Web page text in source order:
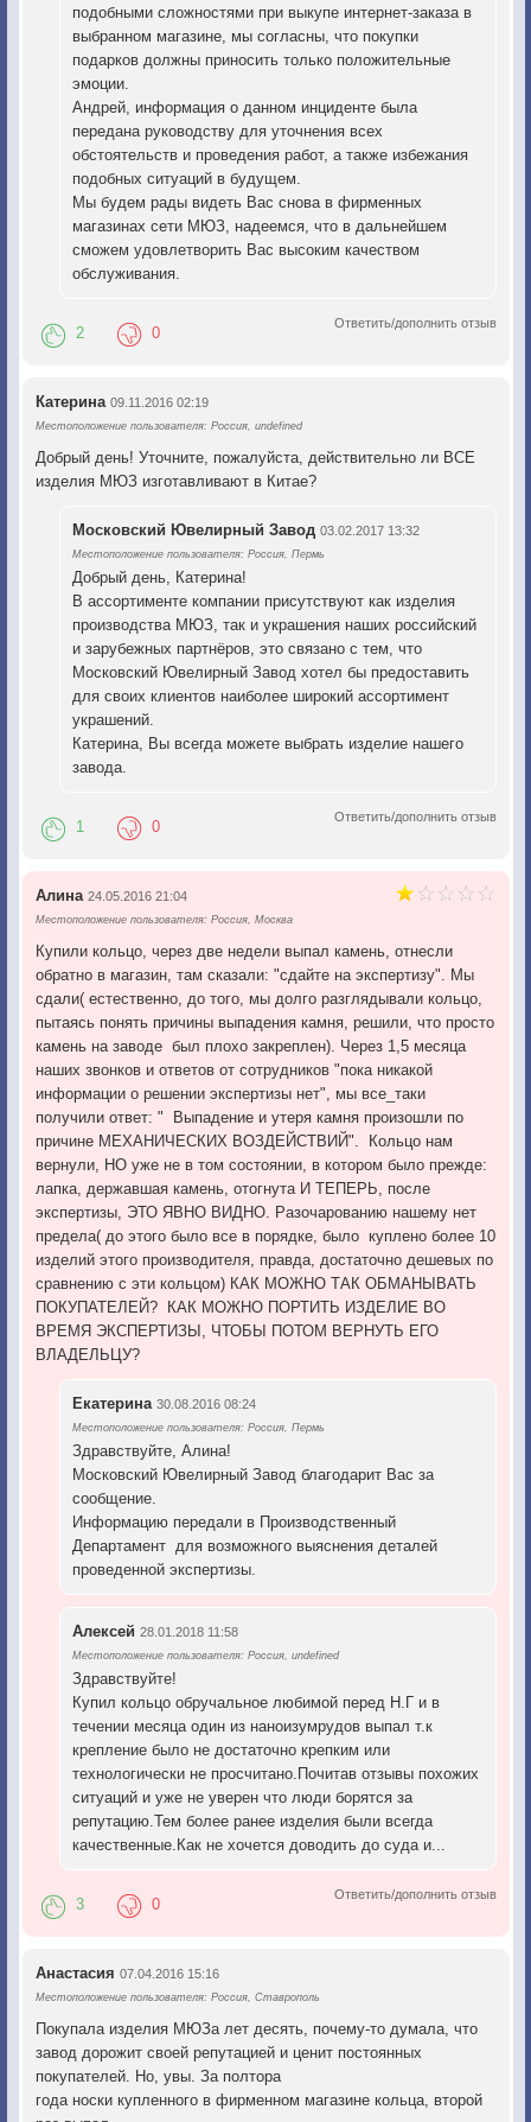
подобными сложностями при выкупе интернет-заказа в
выбранном магазине, мы согласны, что покупки
подарков должны приносить только положительные
эмоции.
Андрей, информация о данном инциденте была
передана руководству для уточнения всех
обстоятельств и проведения работ, а также избежания
подобных ситуаций в будущем.
Мы будем рады видеть Вас снова в фирменных
магазинах сети МЮЗ, надеемся, что в дальнейшем
сможем удовлетворить Вас высоким качеством
обслуживания.
Ответить/дополнить отзыв
2 0
Катерина 09.11.2016 02:19
Местоположение пользователя: Россия, undefined
Добрый день! Уточните, пожалуйста, действительно ли ВСЕ
изделия МЮЗ изготавливают в Китае?
Московский Ювелирный Завод 03.02.2017 13:32
Местоположение пользователя: Россия, Пермь
Добрый день, Катерина!
В ассортименте компании присутствуют как изделия
производства МЮЗ, так и украшения наших российский
и зарубежных партнёров, это связано с тем, что
Московский Ювелирный Завод хотел бы предоставить
для своих клиентов наиболее широкий ассортимент
украшений.
Катерина, Вы всегда можете выбрать изделие нашего
завода.
Ответить/дополнить отзыв
1 0
Алина 24.05.2016 21:04
Местоположение пользователя: Россия, Москва
Купили кольцо, через две недели выпал камень, отнесли
обратно в магазин, там сказали: "сдайте на экспертизу". Мы
сдали( естественно, до того, мы долго разглядывали кольцо,
пытаясь понять причины выпадения камня, решили, что просто
камень на заводе был плохо закреплен). Через 1,5 месяца
наших звонков и ответов от сотрудников "пока никакой
информации о решении экспертизы нет", мы все_таки
получили ответ: " Выпадение и утеря камня произошли по
причине МЕХАНИЧЕСКИХ ВОЗДЕЙСТВИЙ". Кольцо нам
вернули, НО уже не в том состоянии, в котором было прежде:
лапка, державшая камень, отогнута И ТЕПЕРЬ, после
экспертизы, ЭТО ЯВНО ВИДНО. Разочарованию нашему нет
предела( до этого было все в порядке, было куплено более 10
изделий этого производителя, правда, достаточно дешевых по
сравнению с эти кольцом) КАК МОЖНО ТАК ОБМАНЫВАТЬ
ПОКУПАТЕЛЕЙ? КАК МОЖНО ПОРТИТЬ ИЗДЕЛИЕ ВО
ВРЕМЯ ЭКСПЕРТИЗЫ, ЧТОБЫ ПОТОМ ВЕРНУТЬ ЕГО
ВЛАДЕЛЬЦУ?
Екатерина 30.08.2016 08:24
Местоположение пользователя: Россия, Пермь
Здравствуйте, Алина!
Московский Ювелирный Завод благодарит Вас за
сообщение.
Информацию передали в Производственный
Департамент для возможного выяснения деталей
проведенной экспертизы.
Алексей 28.01.2018 11:58
Местоположение пользователя: Россия, undefined
Здравствуйте!
Купил кольцо обручальное любимой перед Н.Г и в
течении месяца один из наноизумрудов выпал т.к
крепление было не достаточно крепким или
технологически не просчитано.Почитав отзывы похожих
ситуаций и уже не уверен что люди борятся за
репутацию.Тем более ранее изделия были всегда
качественные.Как не хочется доводить до суда и...
Ответить/дополнить отзыв
3 0
Анастасия 07.04.2016 15:16
Местоположение пользователя: Россия, Ставрополь
Покупала изделия МЮЗа лет десять, почему-то думала, что
завод дорожит своей репутацией и ценит постоянных
покупателей. Но, увы. За полтора
года носки купленного в фирменном магазине кольца, второй